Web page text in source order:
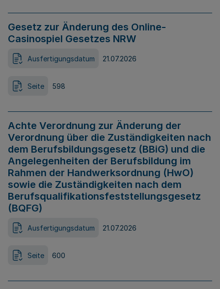
Gesetz zur Änderung des Online-
Casinospiel Gesetzes NRW
Ausfertigungsdatum 21.07.2026
Seite 598
Achte Verordnung zur Änderung der
Verordnung über die Zuständigkeiten nach
dem Berufsbildungsgesetz (BBiG) und die
Angelegenheiten der Berufsbildung im
Rahmen der Handwerksordnung (HwO)
sowie die Zuständigkeiten nach dem
Berufsqualifikationsfeststellungsgesetz
(BQFG)
Ausfertigungsdatum 21.07.2026
Seite 600